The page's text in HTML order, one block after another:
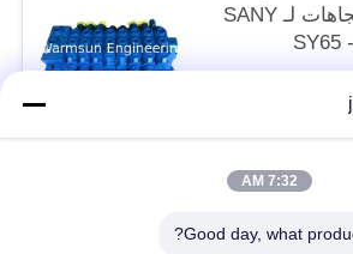
رئيسي متعدد الاتجاهات لـ SANY
SY65
7:32 AM
Good day, what